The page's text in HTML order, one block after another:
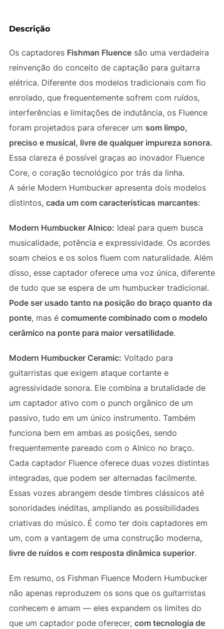
Descrição
Os captadores Fishman Fluencesão uma verdadeira
reinvenção do conceito de captação para guitarra
elétrica. Diferente dos modelos tradicionais com fio
enrolado, que frequentemente sofrem com ruídos,
interferências e limitações de indutância, os Fluence
foram projetados para oferecer um som limpo,
preciso e musical, livre de qualquer impureza sonora.
Essa clareza é possível graças ao inovador Fluence
Core, o coração tecnológico por trás da linha.
A série Modern Humbucker apresenta dois modelos
distintos, cada um com características marcantes:
Modern Humbucker Alnico: Ideal para quem busca
musicalidade, potência e expressividade. Os acordes
soam cheios e os solos fluem com naturalidade. Além
disso, esse captador oferece uma voz única, diferente
de tudo que se espera de um humbucker tradicional.
Pode ser usado tanto na posição do braço quanto da
ponte, mas é comumente combinado com o modelo
cerâmico na ponte para maior versatilidade.
Modern Humbucker Ceramic: Voltado para
guitarristas que exigem ataque cortante e
agressividade sonora. Ele combina a brutalidade de
um captador ativo com o punch orgânico de um
passivo, tudo em um único instrumento. Também
funciona bem em ambas as posições, sendo
frequentemente pareado com o Alnico no braço.
Cada captador Fluence oferece duas vozes distintas
integradas, que podem ser alternadas facilmente.
Essas vozes abrangem desde timbres clássicos até
sonoridades inéditas, ampliando as possibilidades
criativas do músico. É como ter dois captadores em
um, com a vantagem de uma construção moderna,
livre de ruídos e com resposta dinâmica superior.
Em resumo, os Fishman Fluence Modern Humbucker
não apenas reproduzem os sons que os guitarristas
conhecem e amam — eles expandem os limites do
que um captador pode oferecer, com tecnologia de